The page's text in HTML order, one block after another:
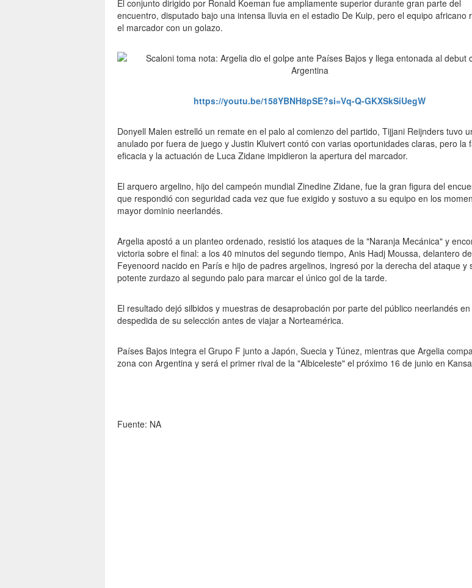
El conjunto dirigido por Ronald Koeman fue ampliamente superior durante gran parte del
encuentro, disputado bajo una intensa lluvia en el estadio De Kuip, pero el equipo africano
el marcador con un golazo.
https://youtu.be/158YBNH8pSE?si=Vq-Q-GKXSkSiUegW
Donyell Malen estrelló un remate en el palo al comienzo del partido, Tijjani Reijnders tuvo
anulado por fuera de juego y Justin Kluivert contó con varias oportunidades claras, pero la
eficacia y la actuación de Luca Zidane impidieron la apertura del marcador.
El arquero argelino, hijo del campeón mundial Zinedine Zidane, fue la gran figura del
que respondió con seguridad cada vez que fue exigido y sostuvo a su equipo en los
mayor dominio neerlandés.
Argelia apostó a un planteo ordenado, resistió los ataques de la "Naranja Mecánica" y
victoria sobre el final: a los 40 minutos del segundo tiempo, Anis Hadj Moussa, delantero
Feyenoord nacido en París e hijo de padres argelinos, ingresó por la derecha del ataque y
potente zurdazo al segundo palo para marcar el único gol de la tarde.
El resultado dejó silbidos y muestras de desaprobación por parte del público neerlandés
despedida de su selección antes de viajar a Norteamérica.
Países Bajos integra el Grupo F junto a Japón, Suecia y Túnez, mientras que Argelia
zona con Argentina y será el primer rival de la "Albiceleste" el próximo 16 de junio en
Fuente: NA